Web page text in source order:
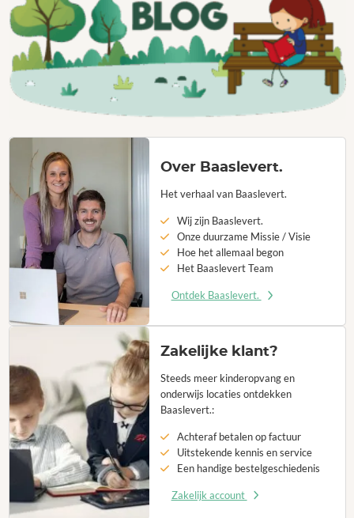
Over Baaslevert.
Het verhaal van Baaslevert.
Wij zijn Baaslevert.
Onze duurzame Missie / Visie
Hoe het allemaal begon
Het Baaslevert Team
Ontdek Baaslevert.
Zakelijke klant?
Steeds meer kinderopvang en
onderwijs locaties ontdekken
Baaslevert.:
Achteraf betalen op factuur
Uitstekende kennis en service
Een handige bestelgeschiedenis
Zakelijk account